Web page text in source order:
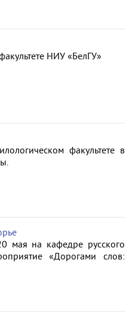
НИУ «БелГУ»
факультете в
мая на кафедре русского
«Дорогами слов: